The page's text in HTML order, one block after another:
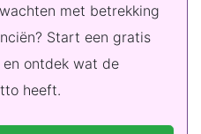
met betrekking
Start een gratis
ontdek wat de
heeft.